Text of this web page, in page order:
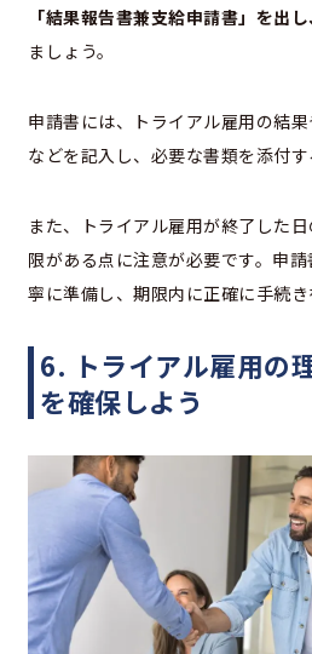
「結果報告書兼支給申請書」を出
ましょう。
申請書には、トライアル雇用の結
などを記入し、必要な書類を添付す
また、トライアル雇用が終了した
限がある点に注意が必要です。申
寧に準備し、期限内に正確に手続き
6. トライアル雇用の
を確保しよう